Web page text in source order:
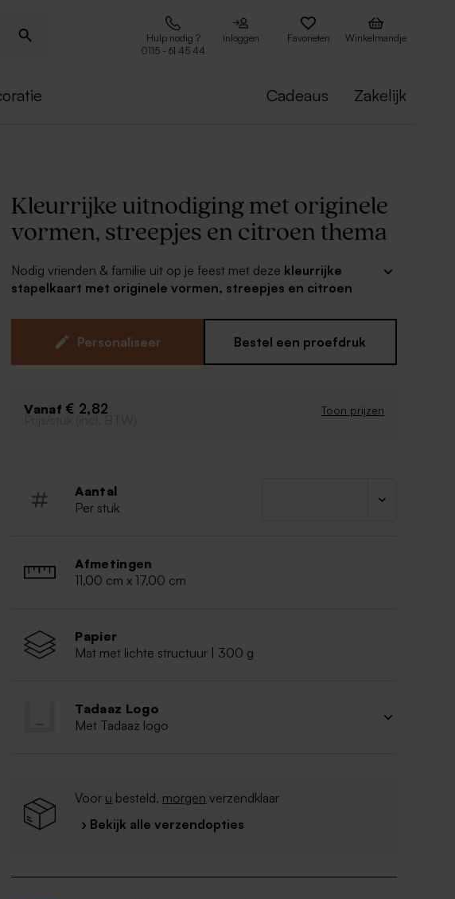
Hulp nodig ?
0115 - 61 45 44
Inloggen Favorieten Winkelmandje
Cadeaus Zakelijk
Kleurrijke uitnodiging met originele
vormen, streepjes en citroen thema
Nodig vrienden & familie uit op je feest met deze kleurrijke
stapelkaart met originele vormen, streepjes en citroen
verstuur aan alle gasten waarmee je het wilt vieren. Perfect voor
een zomers feestje!
Personaliseer Bestel een proefdruk
Vanaf € 2,82 Toon prijzen
Prijs/stuk (incl. BTW)
Aantal
Per stuk
Afmetingen
11,00 cm x 17,00 cm
Papier
Mat met lichte structuur | 300 g
Tadaaz Logo
Met Tadaaz logo
Voor u besteld, morgen verzendklaar
› Bekijk alle verzendopties